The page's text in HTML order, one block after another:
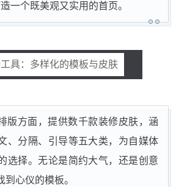
一个既美观又实用的首页。
具：多样化的模板与皮肤
版方面，提供数千款装修皮肤，涵
、分隔、引导等五大类，为自媒体
选择。无论是简约大气，还是创意
心仪的模板。